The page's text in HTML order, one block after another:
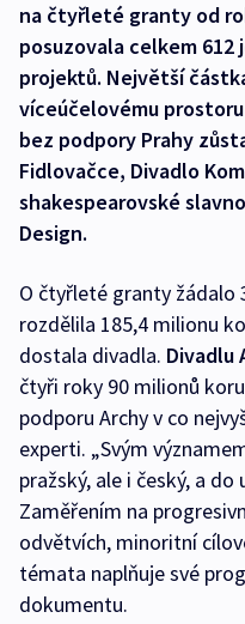
na čtyřleté granty od
posuzovala celkem
projektů. Největší
víceúčelovému
bez podpory Prahy
Fidlovačce, Divadlo
shakespearovské
Design.
O čtyřleté granty žádalo
rozdělila 185,4 milionu
dostala divadla. Divadlu
čtyři roky 90 milionů
podporu Archy v co
experti. „Svým
pražský, ale i český, a
Zaměřením na
odvětvích, minoritní
témata naplňuje své
dokumentu.